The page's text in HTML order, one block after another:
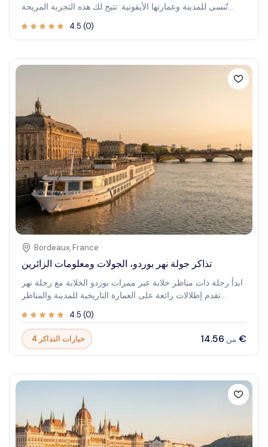
تُنسى للمدينة وعمارتها الأيقونية. تتيح لك هذه التجربة المريحة
منظور فريد لمعالمها التاريخية والحديثة. انطلق في رحلة عبر
وتقدير جديد لسحر المدينة الثقافي. سواء كنت تبحث عن هروب
تجربة غنية مناسبة للعائلات، الأزواج، والمسافرين الفرديين على
4.5 (0)
Bordeaux, France
تذاكر جولة نهر بوردو، الجولات ومعلومات الزائرين
ابدأ رحلة ذات مناظر خلابة عبر ممرات بوردو الخلابة مع رحلة نهر
تقدم إطلالات رائعة على العمارة التاريخية للمدينة والمناظر
يرغبون في الجمع بين الراحة، والإطلالات الخلابة، والاندماج
الثقافي في مغامرة سلسة. تخيل نفسك تنساب بسلاسة على طول
النهر، تتأمل المعالم الأيقونية وتستمتع بالأجواء الهادئة التي لا
توفرها سوى رحلة قارب. سواء كنت زائرًا للمرة الأولى أو عائدًا
الصور ستظل معك طويلًا بعد انتهاء الرحلة.
4.5 (0)
4 خيارات التذاكر من ‏14.56 €